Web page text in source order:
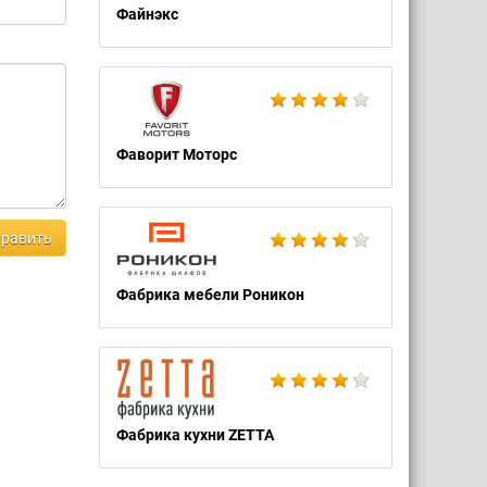
Файнэкс
Фаворит Моторс
Фабрика мебели Роникон
Фабрика кухни ZETTA